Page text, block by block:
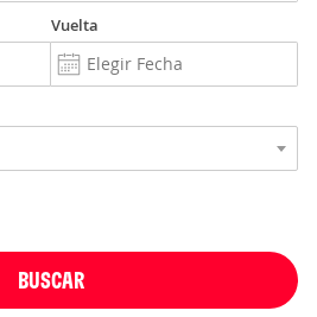
Vuelta